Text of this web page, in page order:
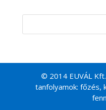
© 2014 EUVÁL
tanfolyamok: főzés,